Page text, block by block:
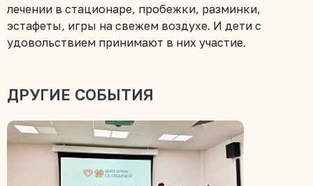
лечении в стационаре, пробежки, разминки,
эстафеты, игры на свежем воздухе. И дети с
удовольствием принимают в них участие.
ДРУГИЕ СОБЫТИЯ